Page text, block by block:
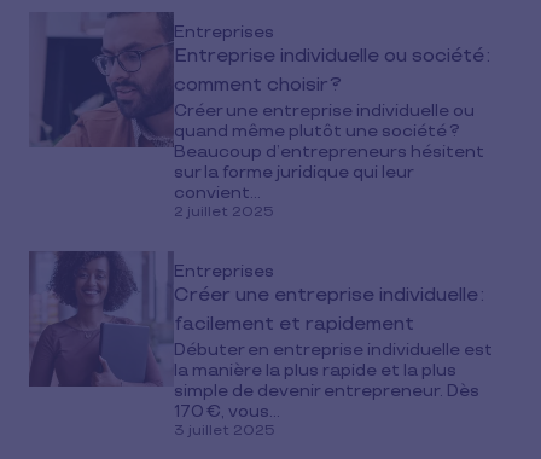
Entreprises
Entreprise individuelle ou société :
comment choisir ?
Créer une entreprise individuelle ou
quand même plutôt une société ?
Beaucoup d’entrepreneurs hésitent
sur la forme juridique qui leur
convient...
2 juillet 2025
Entreprises
Créer une entreprise individuelle :
facilement et rapidement
Débuter en entreprise individuelle est
la manière la plus rapide et la plus
simple de devenir entrepreneur. Dès
170 €, vous...
3 juillet 2025